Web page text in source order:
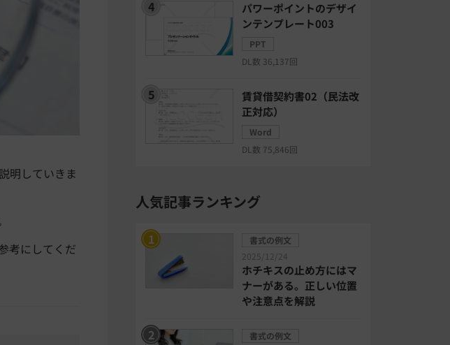
明していきま
考にしてくだ
パワーポイントのデザイ
ンテンプレート003
PPT
DL数 36,137回
賃貸借契約書02（民法改
正対応）
Word
DL数 75,846回
人気記事ランキング
書式の例文
2025/12/24
ホチキスの止め方にはマ
ナーがある。正しい位置
や注意点を解説
書式の例文